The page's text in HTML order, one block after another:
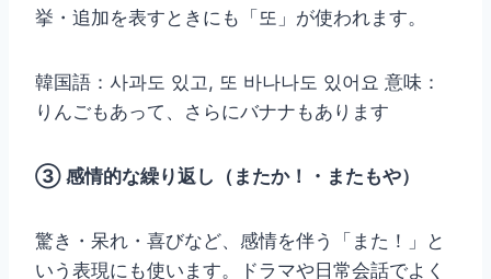
挙・追加を表すときにも「또」が使われます。
韓国語：사과도 있고, 또 바나나도 있어요 意味：
りんごもあって、さらにバナナもあります
③ 感情的な繰り返し（またか！・またもや）
驚き・呆れ・喜びなど、感情を伴う「また！」と
いう表現にも使います。ドラマや日常会話でよく